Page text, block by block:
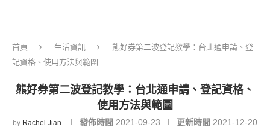
首頁 生活資訊
熊好券第二波登記教學：台北通申請、登
記資格、使用方法與範圍
熊好券第二波登記教學：台北通申請、登記資格、
使用方法與範圍
by Rachel Jian 發佈時間 2021-09-23 更新時間 2021-12-20